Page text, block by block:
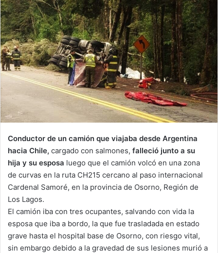
Conductor de un camión que viajaba desde Argentina
hacia Chile, cargado con salmones, falleció junto a su
hija y su esposa luego que el camión volcó en una zona
de curvas en la ruta CH215 cercano al paso internacional
Cardenal Samoré, en la provincia de Osorno, Región de
Los Lagos.
El camión iba con tres ocupantes, salvando con vida la
esposa que iba a bordo, la que fue trasladada en estado
grave hasta el hospital base de Osorno, con riesgo vital,
sin embargo debido a la gravedad de sus lesiones murió a